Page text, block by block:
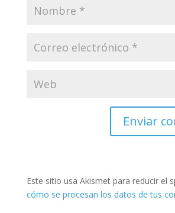
Este sitio usa Akismet para reducir el
cómo se procesan los datos de tus